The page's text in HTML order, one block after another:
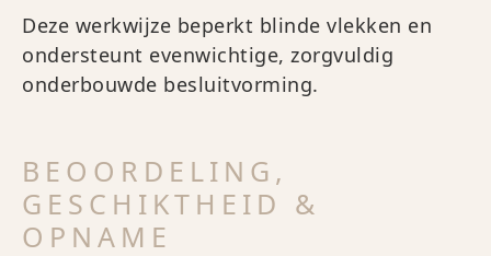
Deze werkwijze beperkt blinde vlekken en
ondersteunt evenwichtige, zorgvuldig
onderbouwde besluitvorming.
BEOORDELING,
GESCHIKTHEID &
OPNAME